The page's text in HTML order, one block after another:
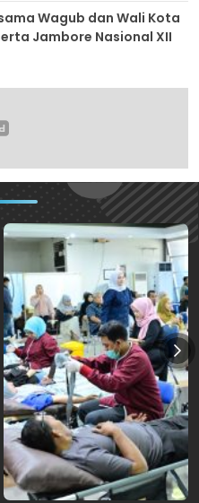
Wagub dan Wali Kota
Jambore Nasional XII